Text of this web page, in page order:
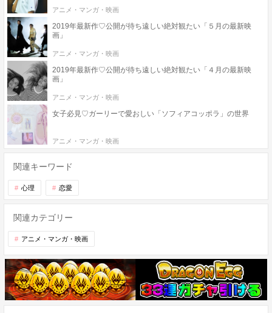
アニメ・マンガ・映画
2019年最新作♡公開が待ち遠しい絶対観たい「５月の最新映
画」
アニメ・マンガ・映画
2019年最新作♡公開が待ち遠しい絶対観たい「４月の最新映
画」
アニメ・マンガ・映画
女子必見♡ガーリーで愛おしい「ソフィアコッポラ」の世界
アニメ・マンガ・映画
関連キーワード
心理 恋愛
関連カテゴリー
アニメ・マンガ・映画